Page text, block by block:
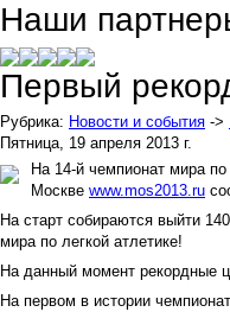
Наши
Первый
Рубрика: Новости и события ->
Пятница, 19 апреля 2013 г.
На 14-й чемпионат мира
Москве www.mos2013.ru
На старт собираются выйти
мира по легкой атлетике!
На данный момент рекордные
На первом в истории